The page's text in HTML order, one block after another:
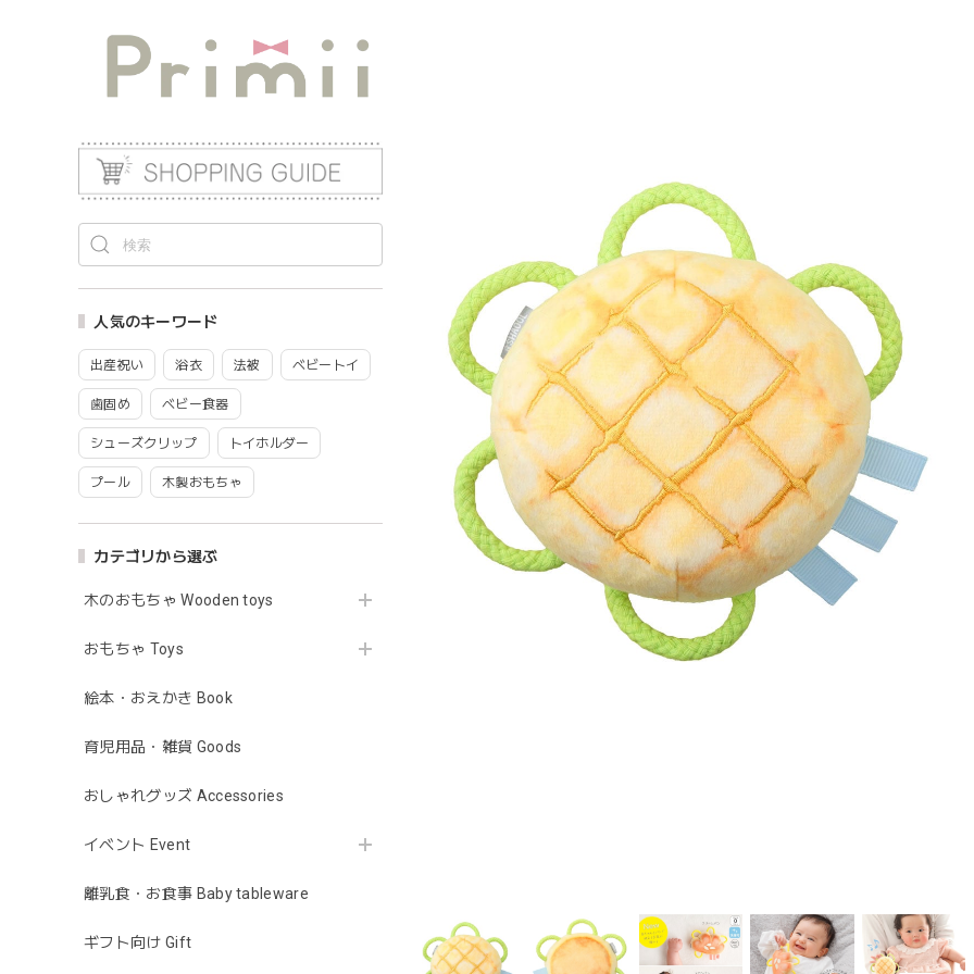
人気のキーワード
出産祝い 浴衣 法被 ベビートイ
歯固め ベビー食器
シューズクリップ トイホルダー
プール 木製おもちゃ
カテゴリから選ぶ
木のおもちゃ Wooden toys
おもちゃ Toys
絵本・おえかき Book
育児用品・雑貨 Goods
おしゃれグッズ Accessories
イベント Event
離乳食・お食事 Baby tableware
ギフト向け Gift